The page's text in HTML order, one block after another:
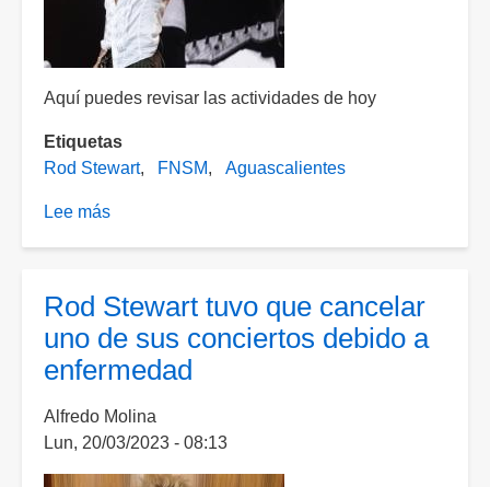
FNSM
2023
Aquí puedes revisar las actividades de hoy
Etiquetas
Rod Stewart
FNSM Aguascalientes
Lee más
Stewart
y
más
la
agenda
de
Rod Stewart tuvo que cancelar
uno de sus conciertos debido a
enfermedad
Alfredo Molina
Lun, 20/03/2023 - 08:13